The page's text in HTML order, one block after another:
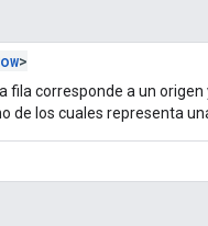
>
fila corresponde a un
de los cuales representa